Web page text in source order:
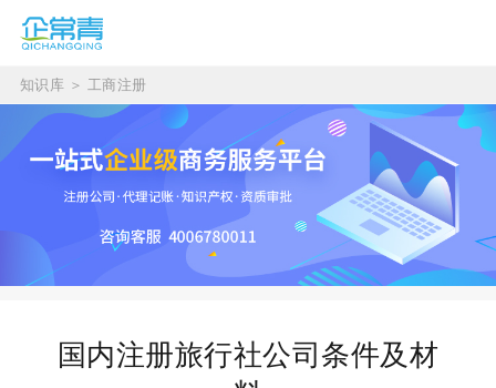
知识库 ＞ 工商注册
国内注册旅行社公司条件及材